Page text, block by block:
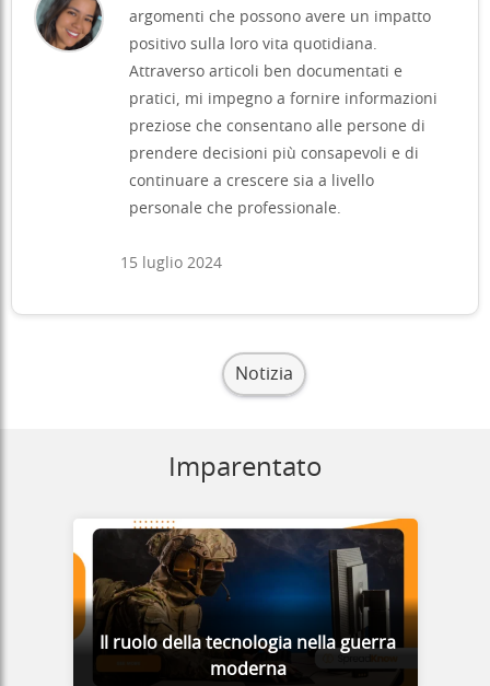
argomenti che possono avere un impatto
positivo sulla loro vita quotidiana.
Attraverso articoli ben documentati e
pratici, mi impegno a fornire informazioni
preziose che consentano alle persone di
prendere decisioni più consapevoli e di
continuare a crescere sia a livello
personale che professionale.
15 luglio 2024
Notizia
Imparentato
Il ruolo della tecnologia nella guerra
moderna